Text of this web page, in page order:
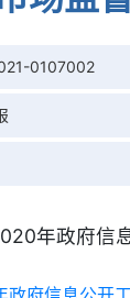
0107002
年政府信